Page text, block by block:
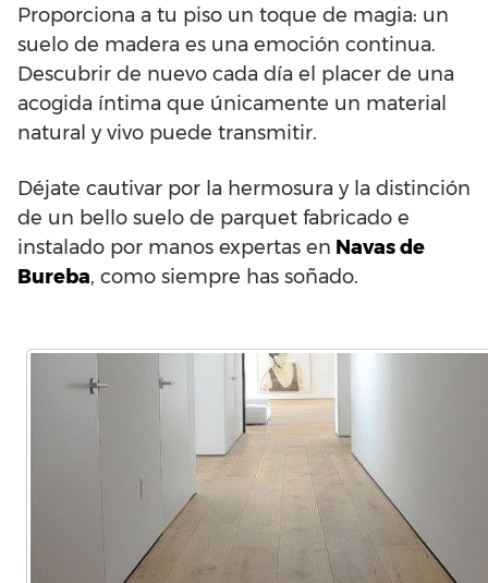
Proporciona a tu piso un toque de magia: un
suelo de madera es una emoción continua.
Descubrir de nuevo cada día el placer de una
acogida íntima que únicamente un material
natural y vivo puede transmitir.
Déjate cautivar por la hermosura y la distinción
de un bello suelo de parquet fabricado e
instalado por manos expertas en Navas de
Bureba, como siempre has soñado.